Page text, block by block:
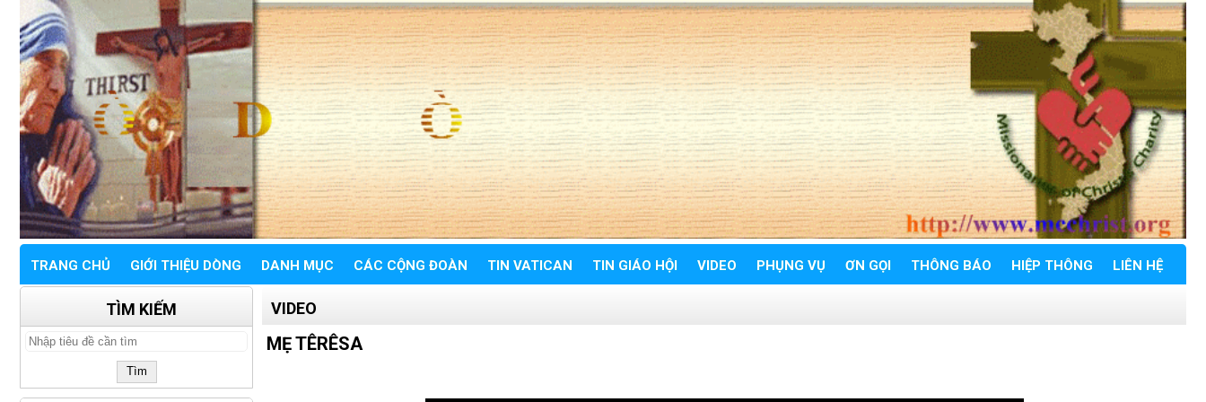
TRANG CHỦ GIỚI THIỆU DÒNG DANH MỤC CÁC CỘNG ĐOÀN TIN VATICAN TIN GIÁO HỘI VIDEO PHỤNG VỤ ƠN GỌI THÔNG BÁO HIỆP THÔNG LIÊN HỆ
TÌM KIẾM
Tìm
VIDEO
MẸ TÊRÊSA